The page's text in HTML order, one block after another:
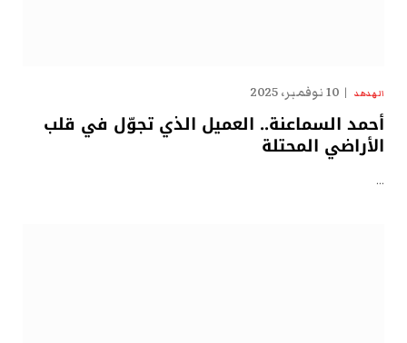
الهدهد 10 نوفمبر، 2025
أحمد السماعنة.. العميل الذي تجوّل في قلب
الأراضي المحتلة
…